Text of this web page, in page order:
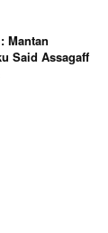
Mantan
Said Assagaff